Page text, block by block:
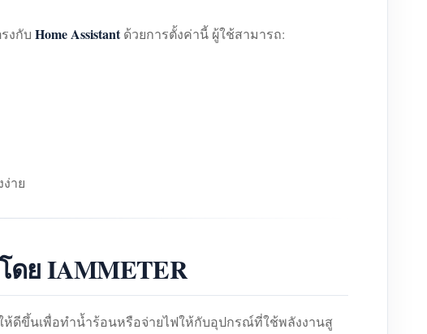
งกับ Home Assistantด้วยการตั้งค่านี้ ผู้ใช้สามารถ:
าย
ดย IAMMETER
ห้ดีขึ้นเพื่อทำน้ำร้อนหรือจ่ายไฟให้กับอุปกรณ์ที่ใช้พลังงานสู